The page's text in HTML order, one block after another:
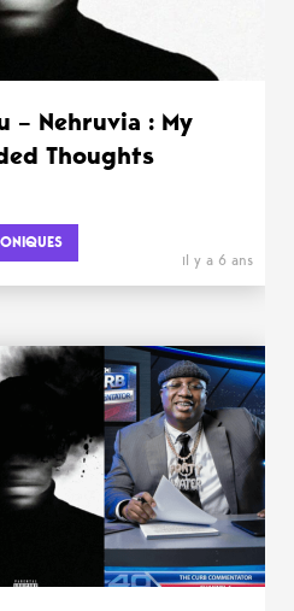
– Nehruvia : My
Thoughts
il y a 6 ans